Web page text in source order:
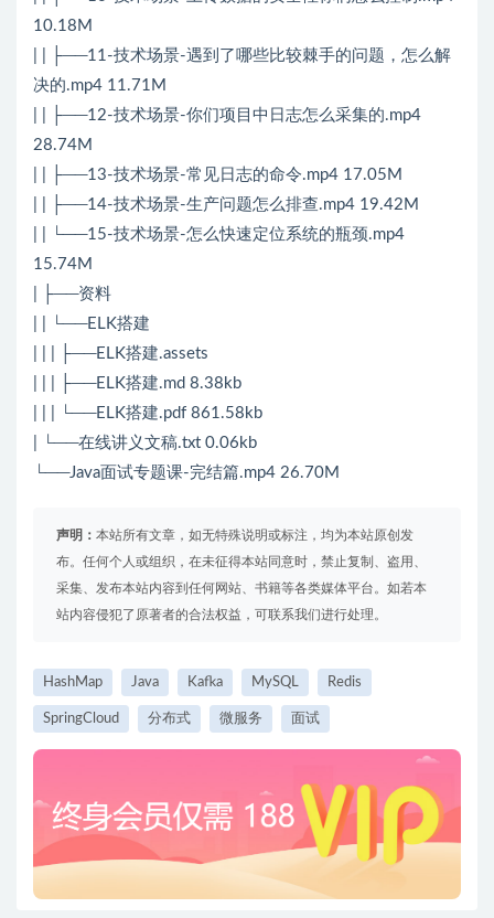
10.18M
| | ├──11-技术场景-遇到了哪些比较棘手的问题，怎么解
决的.mp4 11.71M
| | ├──12-技术场景-你们项目中日志怎么采集的.mp4
28.74M
| | ├──13-技术场景-常见日志的命令.mp4 17.05M
| | ├──14-技术场景-生产问题怎么排查.mp4 19.42M
| | └──15-技术场景-怎么快速定位系统的瓶颈.mp4
15.74M
| ├──资料
| | └──ELK搭建
| | | ├──ELK搭建.assets
| | | ├──ELK搭建.md 8.38kb
| | | └──ELK搭建.pdf 861.58kb
| └──在线讲义文稿.txt 0.06kb
└──Java面试专题课-完结篇.mp4 26.70M
声明： 本站所有文章，如无特殊说明或标注，均为本站原创发
布。任何个人或组织，在未征得本站同意时，禁止复制、盗用、
采集、发布本站内容到任何网站、书籍等各类媒体平台。如若本
站内容侵犯了原著者的合法权益，可联系我们进行处理。
HashMap Java Kafka MySQL Redis
SpringCloud 分布式 微服务 面试